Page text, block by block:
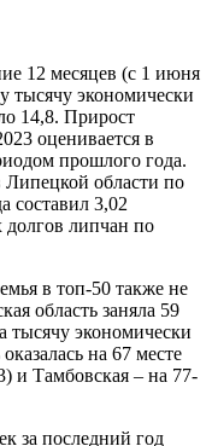
12 месяцев (с 1 июня
тысячу экономически
14,8. Прирост
оценивается в
прошлого года.
Липецкой области по
составил 3,02
липчан по
в топ-50 также не
область заняла 59
тысячу экономически
на 67 месте
и Тамбовская – на 77-
за последний год